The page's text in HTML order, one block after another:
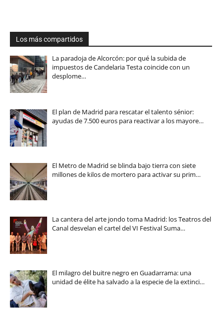
Los más compartidos
La paradoja de Alcorcón: por qué la subida de
impuestos de Candelaria Testa coincide con un
desplome…
El plan de Madrid para rescatar el talento sénior:
ayudas de 7.500 euros para reactivar a los mayore…
El Metro de Madrid se blinda bajo tierra con siete
millones de kilos de mortero para activar su prim…
La cantera del arte jondo toma Madrid: los Teatros del
Canal desvelan el cartel del VI Festival Suma…
El milagro del buitre negro en Guadarrama: una
unidad de élite ha salvado a la especie de la extinci…